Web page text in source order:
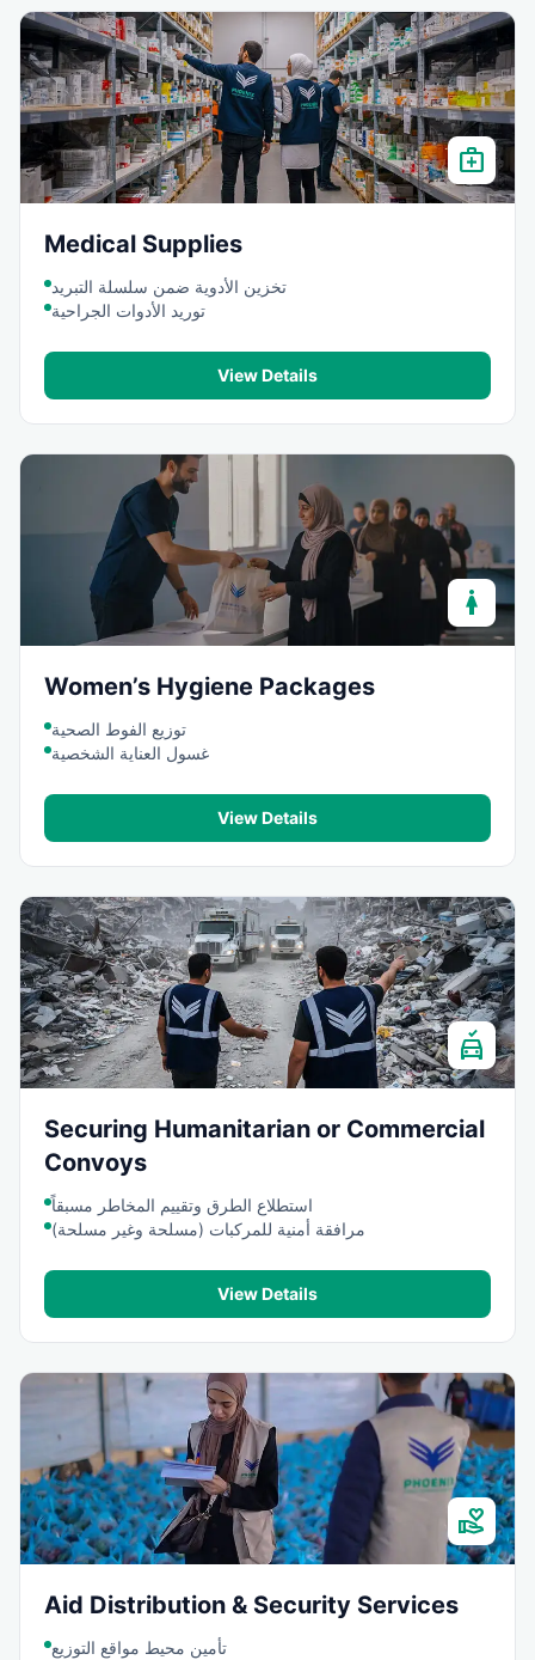
medical_services
Medical Supplies
تخزين الأدوية ضمن سلسلة التبريد
توريد الأدوات الجراحية
View Details
woman
Women’s Hygiene Packages
توزيع الفوط الصحية
غسول العناية الشخصية
View Details
no_crash
Securing Humanitarian or Commercial
Convoys
استطلاع الطرق وتقييم المخاطر مسبقاً
مرافقة أمنية للمركبات (مسلحة وغير مسلحة)
View Details
volunteer_activism
Aid Distribution & Security Services
تأمين محيط مواقع التوزيع